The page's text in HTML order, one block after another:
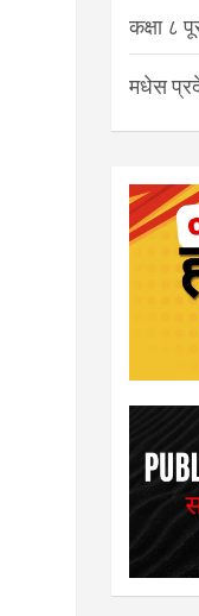
कक्षा ८
मधेस